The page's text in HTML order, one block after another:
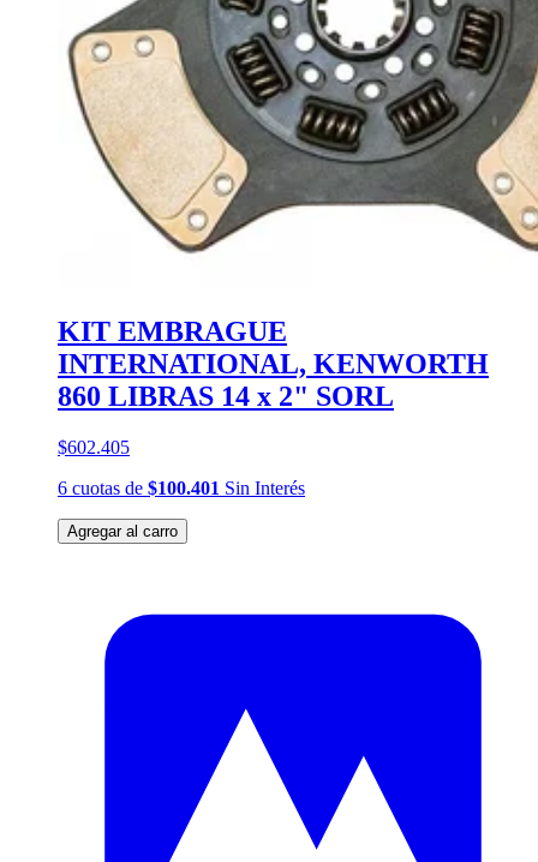
KIT EMBRAGUE
INTERNATIONAL, KENWORTH
860 LIBRAS 14 x 2" SORL
$602.405
6 cuotas de $100.401 Sin Interés
Agregar al carro